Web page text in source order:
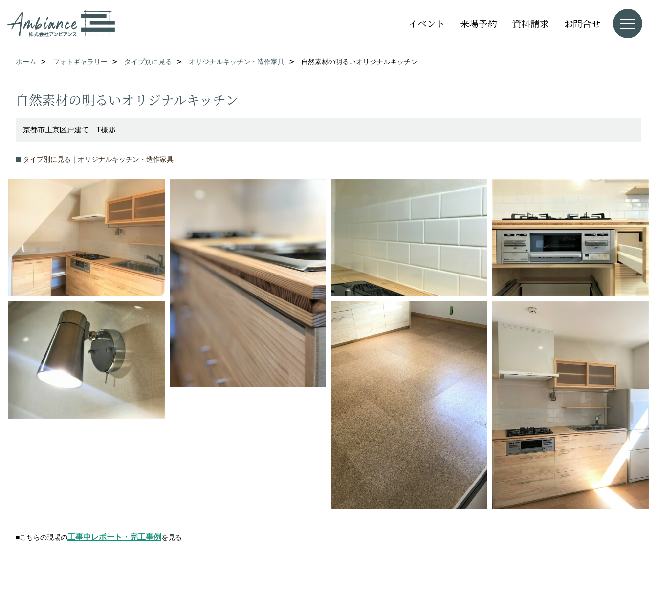
イベント 来場予約 資料請求 お問合せ
ホーム フォトギャラリー タイプ別に見る オリジナルキッチン・造作家具 自然素材の明るいオリジナルキッチン
自然素材の明るいオリジナルキッチン
京都市上京区戸建て T様邸
タイプ別に見る｜オリジナルキッチン・造作家具
■こちらの現場の工事中レポート・完工事例 を見る